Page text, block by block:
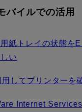
バイルでの活用
紙トレイの状態を
い
してプリンターを
Internet Services